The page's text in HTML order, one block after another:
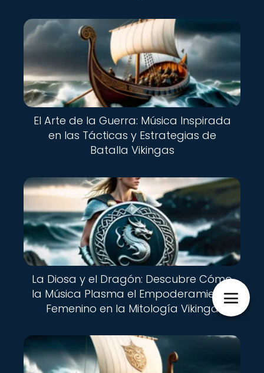
El Arte de la Guerra: Música Inspirada
en las Tácticas y Estrategias de
Batalla Vikingas
La Diosa y el Dragón: Descubre Cómo
la Música Plasma el Empoderamiento
Femenino en la Mitología Vikinga